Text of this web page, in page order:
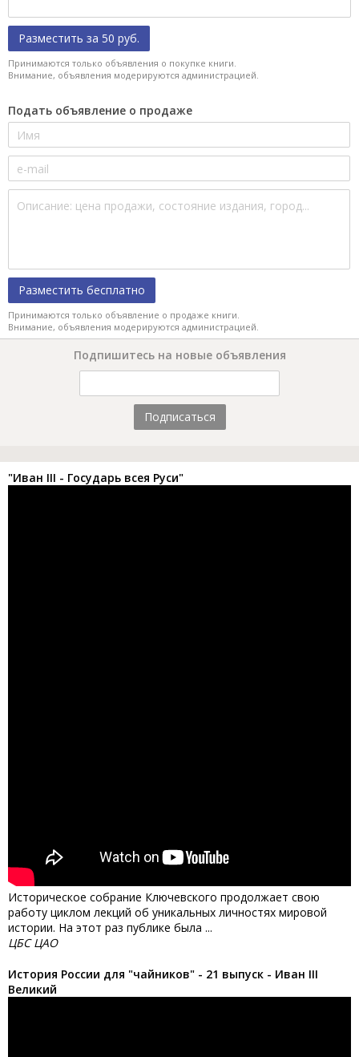
Разместить за 50 руб.
Принимаются только объявления о покупке книги.
Внимание, объявления модерируются администрацией.
Подать объявление о продаже
Разместить бесплатно
Принимаются только объявление о продаже книги.
Внимание, объявления модерируются администрацией.
Подпишитесь на новые объявления
Подписаться
"Иван III - Государь всея Руси"
Историческое собрание Ключевского продолжает свою
работу циклом лекций об уникальных личностях мировой
истории. На этот раз публике была ...
ЦБС ЦАО
История России для "чайников" - 21 выпуск - Иван III
Великий